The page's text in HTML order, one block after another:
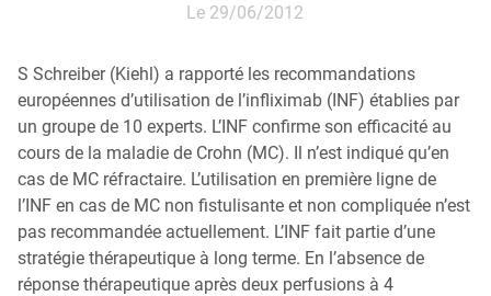
Le 29/06/2012
S Schreiber (Kiehl) a rapporté les recommandations
européennes d’utilisation de l’infliximab (INF) établies par
un groupe de 10 experts. L’INF confirme son efficacité au
cours de la maladie de Crohn (MC). Il n’est indiqué qu’en
cas de MC réfractaire. L’utilisation en première ligne de
l’INF en cas de MC non fistulisante et non compliquée n’est
pas recommandée actuellement. L’INF fait partie d’une
stratégie thérapeutique à long terme. En l’absence de
réponse thérapeutique après deux perfusions à 4
Motricité
Nutrition
Proctologie
Cellule d’Aide à la Recherche Clinique
Rectum et anus
Tube digestif
Annuaire
Colobox
My MICI Book